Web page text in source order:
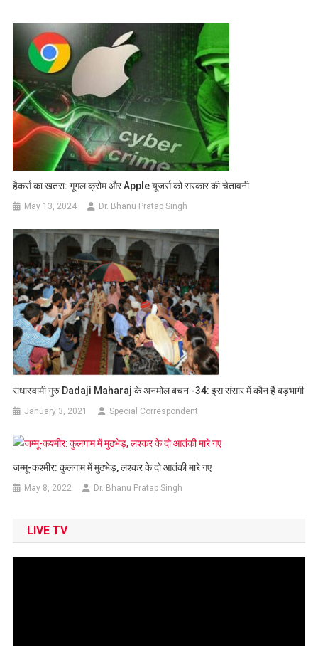
हैकर्स का खतरा: गूगल क्रोम और Apple यूजर्स को सरकार की चेतावनी
May 13, 2024 Dr. Bhanu Pratap Singh
राधास्वामी गुरु Dadaji Maharaj के अनमोल बचन -34: इस संसार में कौन है बड़भागी
January 3, 2021 Special Correspondent
जम्मू-कश्मीर: कुलगाम में मुठभेड़, लश्कर के दो आतंकी मारे गए
May 8, 2022 Dr. Bhanu Pratap Singh
LIVE TV